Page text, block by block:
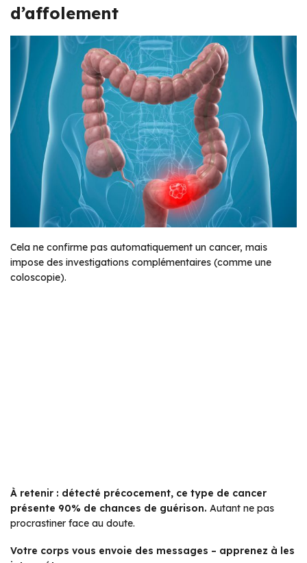
d’affolement
Cela ne confirme pas automatiquement un cancer, mais
impose des investigations complémentaires (comme une
coloscopie).
À retenir : détecté précocement, ce type de cancer
présente 90% de chances de guérison. Autant ne pas
procrastiner face au doute.
Votre corps vous envoie des messages – apprenez à les